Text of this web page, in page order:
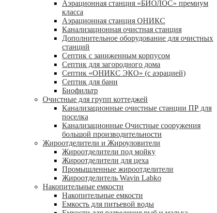
Аэрационная станция «БИОЛОС» премиум
класса
Аэрационная станция ОНИКС
Канализационная очистная станция
Дополнительное оборудование для очистных
станций
Септик с заниженным корпусом
Септик для загородного дома
Септик «ОНИКС ЭКО» (с аэрацией)
Септик для бани
Биофильтр
Очистные для групп коттеджей
Канализационные очистные станции ПР для
поселка
Канализационные Очистные сооружения
большой производительности
Жироотделители и Жироуловители
Жироотделители под мойку
Жироотделители для цеха
Промышленные жироотделители
Жироотделитель Wavin Labko
Накопительные емкости
Накопительные емкости
Емкость для питьевой воды